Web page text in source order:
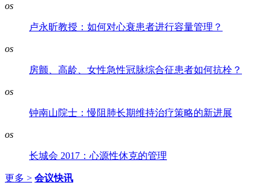
os
卢永昕教授：如何对心衰患者进行容量管理？
os
房颤、高龄、女性急性冠脉综合征患者如何抗栓？
os
钟南山院士：慢阻肺长期维持治疗策略的新进展
os
长城会 2017：心源性休克的管理
更多 > 会议快讯